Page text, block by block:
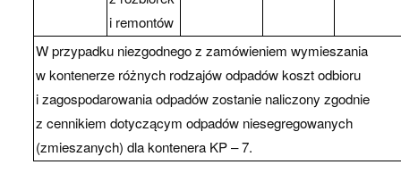
i remontów
W przypadku niezgodnego z zamówieniem wymieszania
w kontenerze różnych rodzajów odpadów koszt odbioru
i zagospodarowania odpadów zostanie naliczony zgodnie
z cennikiem dotyczącym odpadów niesegregowanych
(zmieszanych) dla kontenera KP – 7.